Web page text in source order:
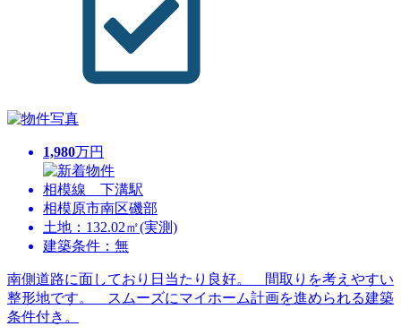
1,980万円
相模線 下溝駅
相模原市南区磯部
土地：132.02㎡(実測)
建築条件：無
南側道路に面しており日当たり良好。 間取りを考えやすい
整形地です。 スムーズにマイホーム計画を進められる建築
条件付き。